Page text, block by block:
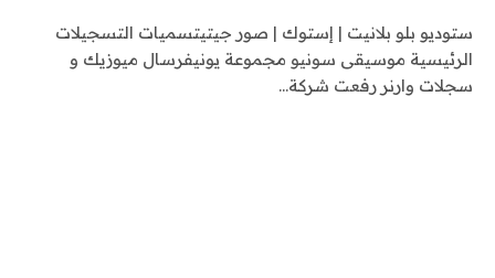
ستوديو بلو بلانيت | إستوك | صور جيتيتسميات التسجيلات
الرئيسية موسيقى سونيو مجموعة يونيفرسال ميوزيك و
سجلات وارنر رفعت شركة…